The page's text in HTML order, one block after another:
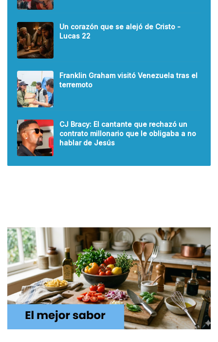
Un corazón que se alejó de Cristo -
Lucas 22
Franklin Graham visitó Venezuela tras el
terremoto
CJ Bracy: El cantante que rechazó un
contrato millonario que le obligaba a no
hablar de Jesús